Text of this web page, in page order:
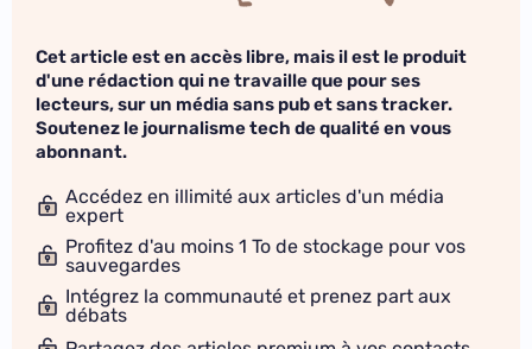
Cet article est en accès libre, mais il est le produit
d'une rédaction qui ne travaille que pour ses
lecteurs, sur un média sans pub et sans tracker.
Soutenez le journalisme tech de qualité en vous
abonnant.
Accédez en illimité aux articles d'un média
expert
Profitez d'au moins 1 To de stockage pour vos
sauvegardes
Intégrez la communauté et prenez part aux
débats